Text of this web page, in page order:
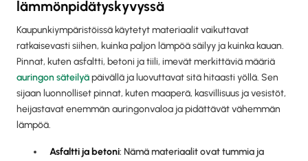
lämmönpidätyskyvyssä
Kaupunkiympäristöissä käytetyt materiaalit vaikuttavat
ratkaisevasti siihen, kuinka paljon lämpöä säilyy ja kuinka kauan.
Pinnat, kuten asfaltti, betoni ja tiili, imevät merkittäviä määriä
auringon säteilyäpäivällä ja luovuttavat sitä hitaasti yöllä. Sen
sijaan luonnolliset pinnat, kuten maaperä, kasvillisuus ja vesistöt,
heijastavat enemmän auringonvaloa ja pidättävät vähemmän
lämpöä.
Asfaltti ja betoni: Nämä materiaalit ovat tummia ja